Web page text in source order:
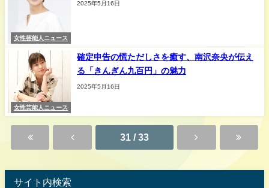
女性芸能人ニュース
2025年5月16日
女性芸能人ニュース
確定申告の慌ただしさを癒す、南沢奈央が伝え
る「きんぎん九百円」の魅力
2025年5月16日
31 / 33
サイト内検索